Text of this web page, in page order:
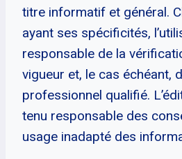
titre informatif et général.
ayant ses spécificités,
responsable de la
vigueur et, le cas échéant,
professionnel qualifié.
tenu responsable des
usage inadapté des